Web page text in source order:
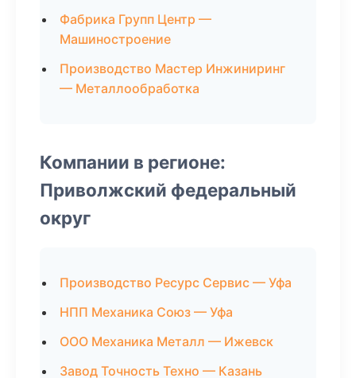
Фабрика Групп Центр —
Машиностроение
Производство Мастер Инжиниринг
— Металлообработка
Компании в регионе:
Приволжский федеральный
округ
Производство Ресурс Сервис — Уфа
НПП Механика Союз — Уфа
ООО Механика Металл — Ижевск
Завод Точность Техно — Казань